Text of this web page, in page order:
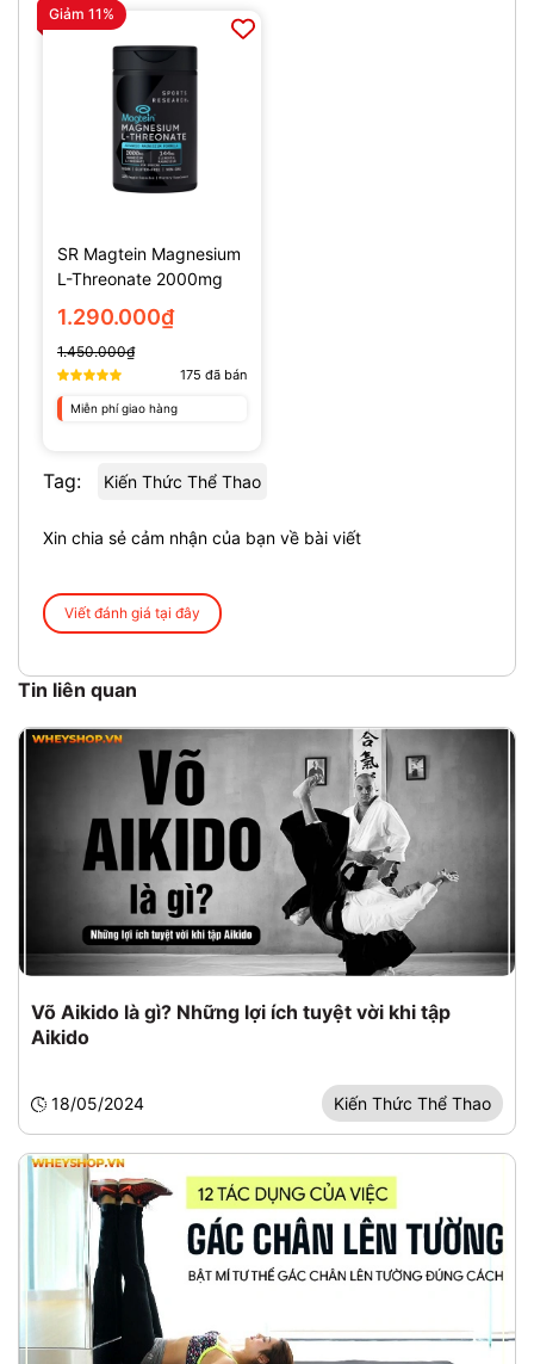
Giảm 11%
SR Magtein Magnesium
L-Threonate 2000mg
(135 Viên)
1.290.000₫
1.450.000₫
175 đã bán
Miễn phí giao hàng
Tag: Kiến Thức Thể Thao
Xin chia sẻ cảm nhận của bạn về bài viết
Viết đánh giá tại đây
Tin liên quan
Võ Aikido là gì? Những lợi ích tuyệt vời khi tập
Aikido
18/05/2024 Kiến Thức Thể Thao